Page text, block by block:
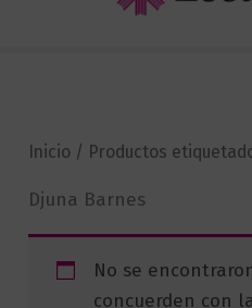
Inicio / Productos
Djuna Barnes
No se
concuerden con